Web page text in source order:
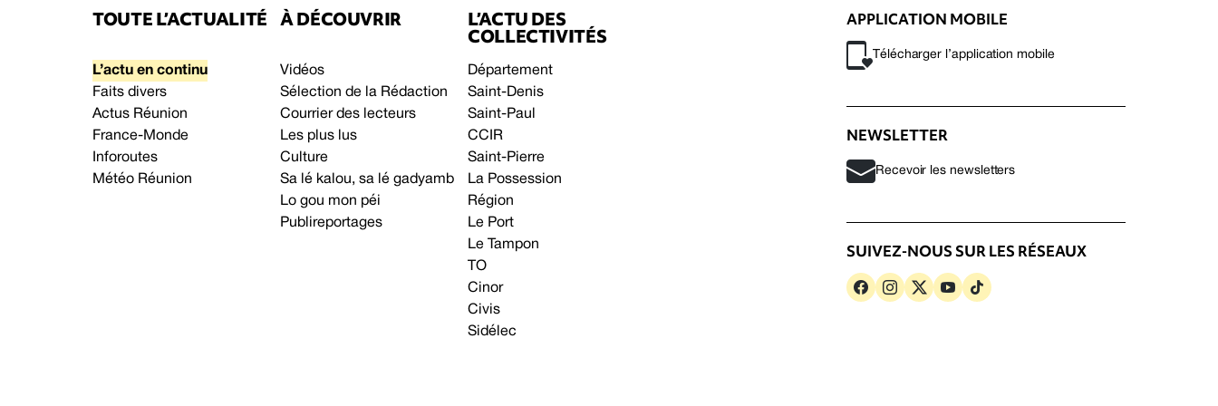
TOUTE L’ACTUALITÉ
L’actu en continu
Faits divers
Actus Réunion
France-Monde
Inforoutes
Météo Réunion
À DÉCOUVRIR
Vidéos
Sélection de la Rédaction
Courrier des lecteurs
Les plus lus
Culture
Sa lé kalou, sa lé gadyamb
Lo gou mon péi
Publireportages
L’ACTU DES
COLLECTIVITÉS
Département
Saint-Denis
Saint-Paul
CCIR
Saint-Pierre
La Possession
Région
Le Port
Le Tampon
TO
Cinor
Civis
Sidélec
APPLICATION MOBILE
Télécharger l’application mobile
NEWSLETTER
Recevoir les newsletters
SUIVEZ-NOUS SUR LES RÉSEAUX